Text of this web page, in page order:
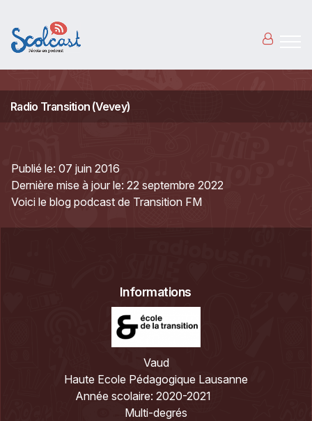
Radio Transition (Vevey)
Publié le: 07 juin 2016
Dernière mise à jour le: 22 septembre 2022
Voici le blog podcast de Transition FM
Informations
Vaud
Haute Ecole Pédagogique Lausanne
Année scolaire: 2020-2021
Multi-degrés